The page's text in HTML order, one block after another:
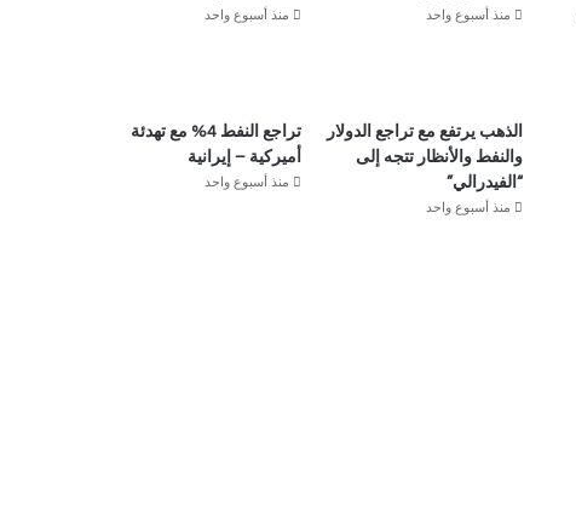
منذ أسبوع واحد
منذ أسبوع واحد
الذهب يرتفع مع تراجع الدولار
والنفط والأنظار تتجه إلى
“الفيدرالي”
منذ أسبوع واحد
تراجع النفط 4% مع تهدئة
أميركية – إيرانية
منذ أسبوع واحد